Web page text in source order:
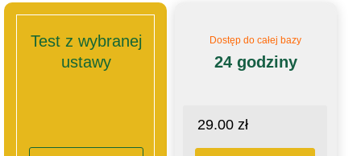
Test z wybranej
ustawy
Dostęp do całej bazy
24 godziny
29.00 zł